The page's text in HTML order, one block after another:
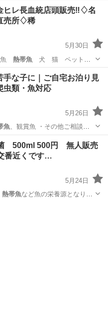
トショップ アクアリウム
ヒレ長血統店頭販売‼️♢名
売所♢稀
5月30日
熱帯魚 犬 猫 ペット
他のペット メダカ
手な子に｜ご自宅お泊り見
虫類・魚対応
5月26日
魚、観賞魚 ・その他ご相談下
ットサービス ペットホテル
500ml 500円 無人販売
番近くです…
5月24日
熱帯魚など魚の栄養源となりま